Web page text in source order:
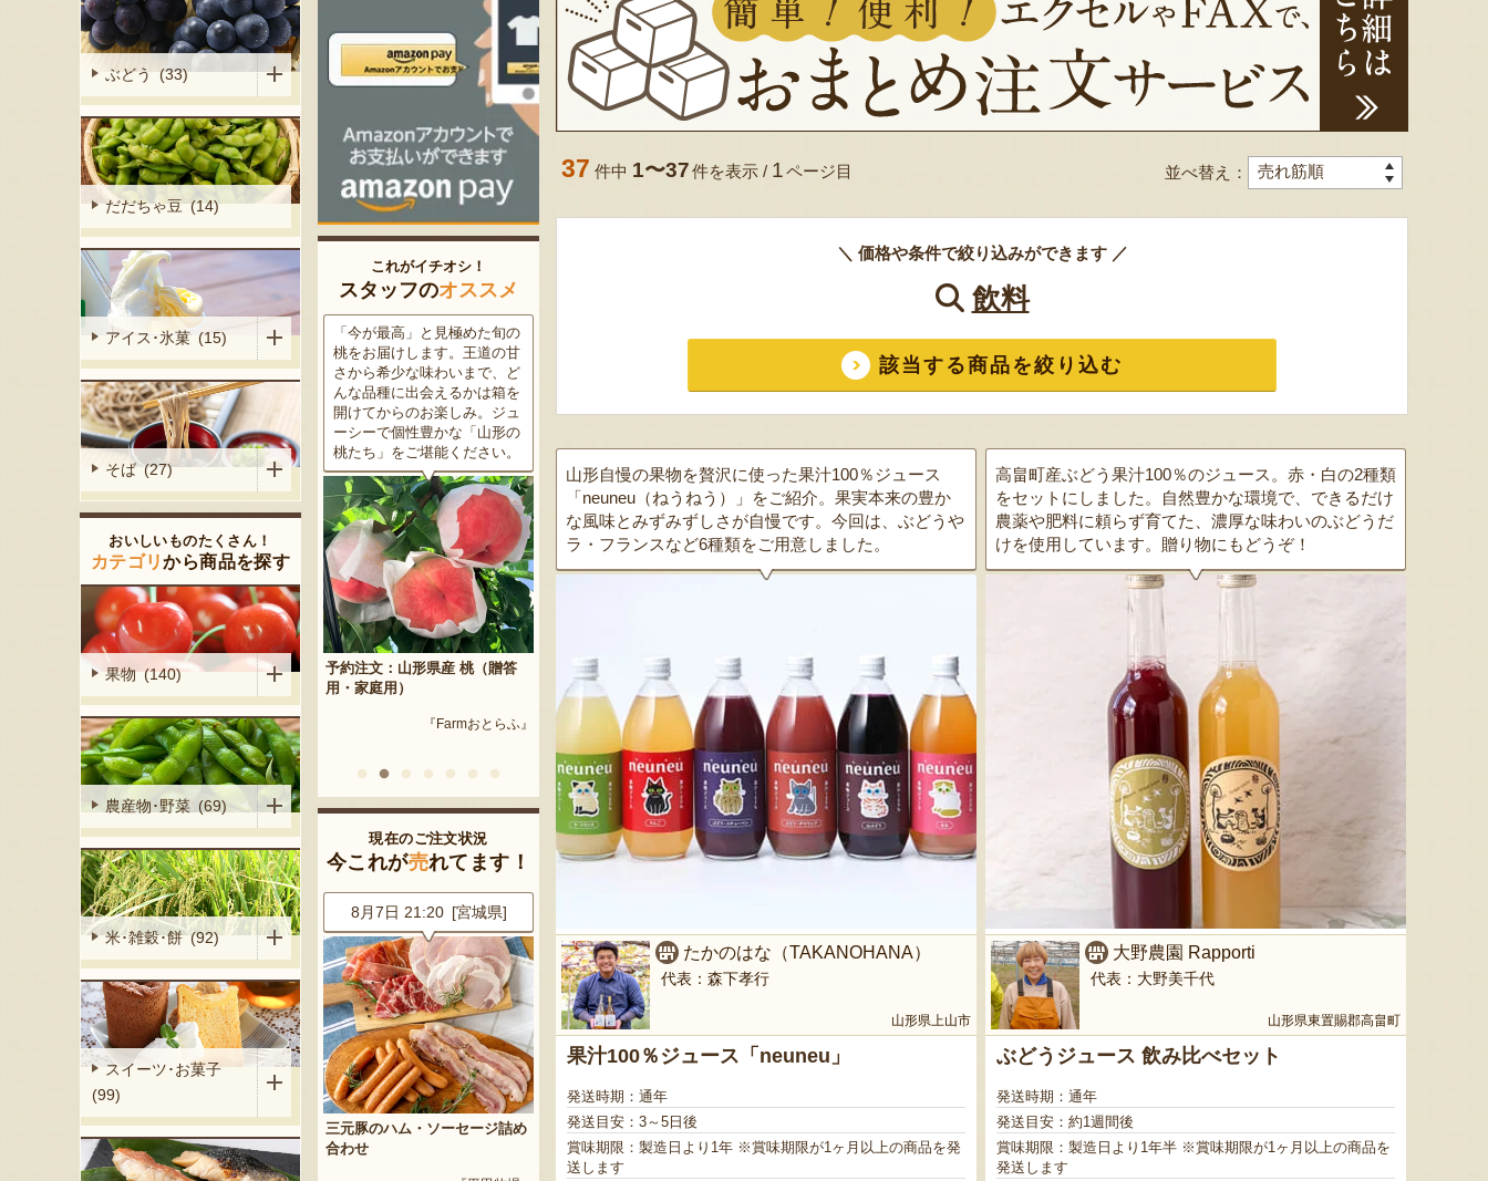
37 件中 1〜37件を表示 / 1ページ目 並べ替え：
＼ 価格や条件で絞り込みができます ／
飲料
該当する商品を絞り込む
山形自慢の果物を贅沢に使った果汁100％ジュース
「neuneu（ねうねう）」をご紹介。果実本来の豊か
な風味とみずみずしさが自慢です。今回は、ぶどうや
ラ・フランスなど6種類をご用意しました。
たかのはな（TAKANOHANA）
山形県上山市
代表：森下孝行
果汁100％ジュース「neuneu」
発送時期：通年
発送目安：3～5日後
賞味期限：製造日より1年 ※賞味期限が1ヶ月以上の商品を発
送します
高畠町産ぶどう果汁100％のジュース。赤・白の2種類
をセットにしました。自然豊かな環境で、できるだけ
農薬や肥料に頼らず育てた、濃厚な味わいのぶどうだ
けを使用しています。贈り物にもどうぞ！
大野農園 Rapporti
山形県東置賜郡高畠町
代表：大野美千代
ぶどうジュース 飲み比べセット
発送時期：通年
発送目安：約1週間後
賞味期限：製造日より1年半 ※賞味期限が1ヶ月以上の商品を
発送します
ぶどう (33)
だだちゃ豆 (14)
アイス･氷菓 (15)
そば (27)
おいしいものたくさん！
カテゴリから商品を探す
果物 (140)
農産物･野菜 (69)
米･雑穀･餅 (92)
スイーツ･お菓子
(99)
これがイチオシ！
スタッフのオススメ
フデザイン』
「今が最高」と見極めた旬の
桃をお届けします。王道の甘
さから希少な味わいまで、ど
んな品種に出会えるかは箱を
開けてからのお楽しみ。ジュ
ーシーで個性豊かな「山形の
桃たち」をご堪能ください。
予約注文：山形県産 桃（贈答
用・家庭用）
『Farmおとらふ』
米沢牛は、非常に厳しい条件
をクリアした最高級のブラン
ド牛。美しいサシ・きめ細か
な肉質・とろける食感・濃厚
な旨味、すべてが抜群です。
高級感のある黒化粧箱入りの
ため、大切な人への贈り物に
どうぞ！
米沢牛
『肉匠えんどう』
用油。油特有の臭いやクセが
なく、食材の美味しさを引き
使いたくなること間違いなし
です。
まいにちのこめ油
『三和油脂株式会社』
った「白桃」。あえて大玉で
はなく、美味しさや食感を重
視した「中玉」にこだわって
栽培しています。「陽夏妃」
時期に旬の品種をお届けしま
す。
予約注文：山形県産 桃（贈答
用・家庭用）
『栗原果樹園』
っと詰まった「ミックスゼリ
ー」。色をテーマに、素材の
組み合わせやカットの仕方に
もこだわりました。箱を開け
は、大切な方への贈り物にも
最適。
『たかはたファーム』
と、果物にも負けない濃厚な
甘みが特徴。朝採りをその日
まにお届けします。
予約注文：山形県産トウモロコ
シ「おおもの」
現在のご注文状況
今これが売れてます！
8月7日 21:20 [宮城県]
三元豚のハム・ソーセージ詰め
合わせ
8月7日 20:07 [山形県]
ぶどうジュース 飲み比べセット
山形県産 種なしぶどう デラウ
ェア
Fruits Craft Cider（フルーツク
ラフトサイダー）ギフトセット
山形県産 尾花沢スイカ 大玉
「羅皇ザ・スウィート」
8月7日 21:20 [宮城県]
三元豚のハム・ソーセージ詰め
合わせ